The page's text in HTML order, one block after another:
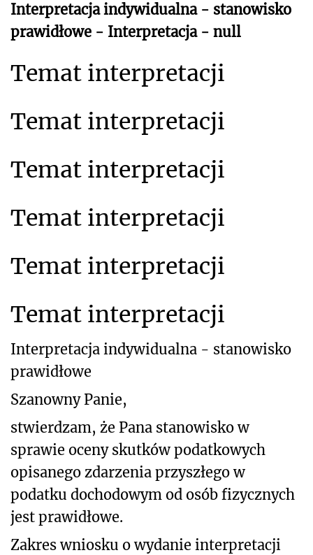
Interpretacja indywidualna - stanowisko
prawidłowe - Interpretacja - null
Temat interpretacji
Temat interpretacji
Temat interpretacji
Temat interpretacji
Temat interpretacji
Temat interpretacji
Interpretacja indywidualna - stanowisko
prawidłowe
Szanowny Panie,
stwierdzam, że Pana stanowisko w
sprawie oceny skutków podatkowych
opisanego zdarzenia przyszłego w
podatku dochodowym od osób fizycznych
jest prawidłowe.
Zakres wniosku o wydanie interpretacji